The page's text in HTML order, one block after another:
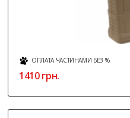
ОПЛАТА ЧАСТИНАМИ БЕЗ %
1410грн.